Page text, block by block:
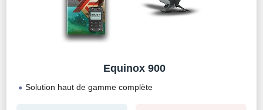
Equinox 900
Solution haut de gamme complète